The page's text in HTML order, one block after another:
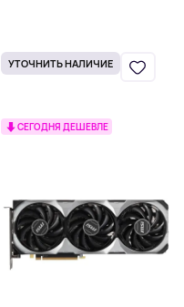
УТОЧНИТЬ НАЛИЧИЕ
СЕГОДНЯ ДЕШЕВЛЕ